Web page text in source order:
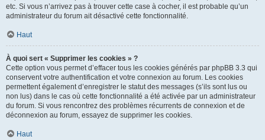
etc. Si vous n’arrivez pas à trouver cette case à cocher, il est probable qu’un
administrateur du forum ait désactivé cette fonctionnalité.
Haut
À quoi sert « Supprimer les cookies » ?
Cette option vous permet d’effacer tous les cookies générés par phpBB 3.3 qui
conservent votre authentification et votre connexion au forum. Les cookies
permettent également d’enregistrer le statut des messages (s’ils sont lus ou
non lus) dans le cas où cette fonctionnalité a été activée par un administrateur
du forum. Si vous rencontrez des problèmes récurrents de connexion et de
déconnexion au forum, essayez de supprimer les cookies.
Haut